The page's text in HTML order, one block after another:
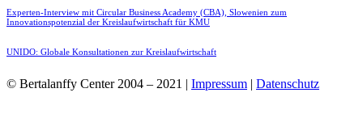
Experten-Interview mit Circular Business Academy (CBA), Slowenien zum
Innovationspotenzial der Kreislaufwirtschaft für KMU
UNIDO: Globale Konsultationen zur Kreislaufwirtschaft
© Bertalanffy Center 2004 – 2021 | Impressum | Datenschutz